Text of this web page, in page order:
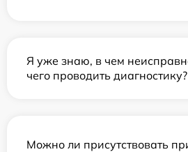
Я уже знаю, в чем
чего проводить диагностику?
Можно ли присутствовать